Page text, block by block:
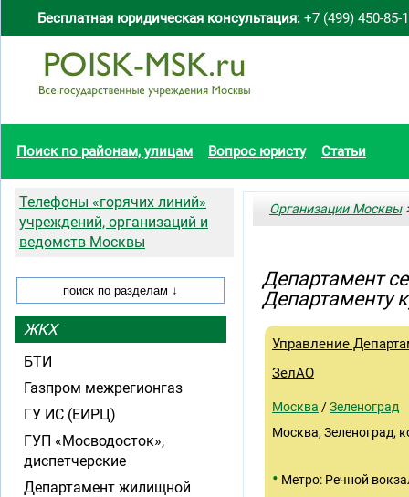
Бесплатная юридическая консультация: +7 (499) 450-85-
Поиск по районам, улицам Вопрос юристу Статьи
Организации Москвы
Департамент
Департаменту
Управление
ЗелАО
Москва /Зеленоград
Москва, Зеленоград,
• Метро: Речной
Телефоны «горячих линий»
учреждений, организаций и
ведомств Москвы
ЖКХ
БТИ
Газпром межрегионгаз
ГУ ИС (ЕИРЦ)
ГУП «Мосводосток»,
диспетчерские
Департамент жилищной